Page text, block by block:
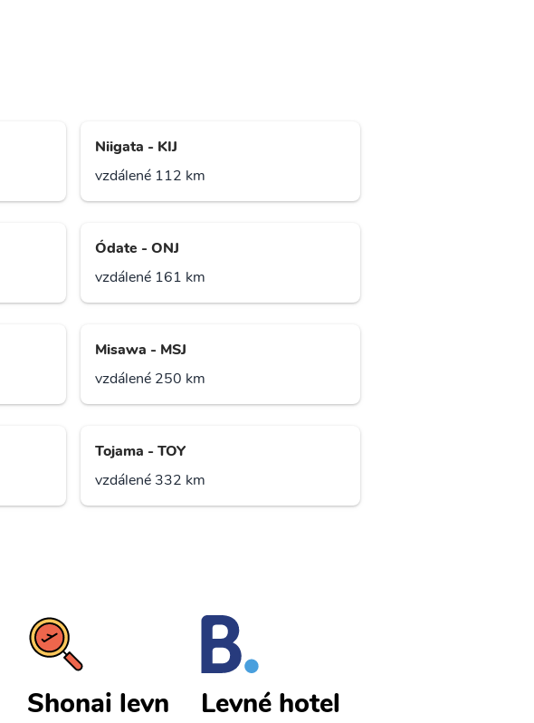
Niigata - KIJ
vzdálené 112 km
Ódate - ONJ
vzdálené 161 km
Misawa - MSJ
vzdálené 250 km
Tojama - TOY
vzdálené 332 km
Shonai levn
Levné hotel